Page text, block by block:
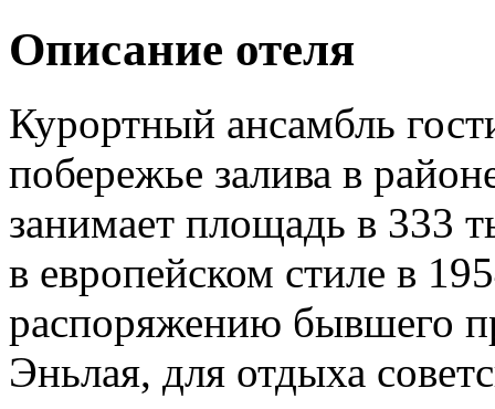
Описание отеля
Курортный ансамбль
побережье залива в
занимает площадь в 333
в европейском стиле в
распоряжению бывшего
Эньлая, для отдыха